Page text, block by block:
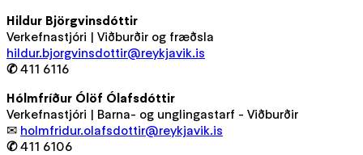
Hildur Björgvinsdóttir
Verkefnastjóri | Viðburðir og fræðsla
hildur.bjorgvinsdottir@reykjavik.is
✆411 6116
Hólmfríður Ólöf Ólafsdóttir
Verkefnastjóri | Barna- og unglingastarf - Viðburðir
✉ holmfridur.olafsdottir@reykjavik.is
✆411 6106